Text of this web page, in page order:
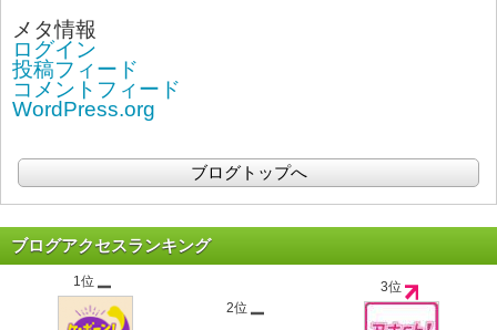
メタ情報
ログイン
投稿フィード
コメントフィード
WordPress.org
ブログトップへ
ブログアクセスランキング
1位
2位
3位